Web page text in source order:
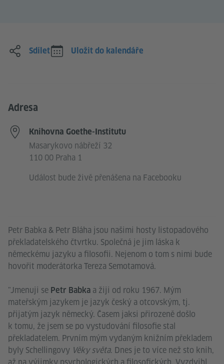
Petr Babka & Petr Bláha jsou našimi hosty listopadového
překladatelského čtvrtku. Společná je jim láska k
německému jazyku a filosofii. Nejenom o tom s nimi bude
hovořit moderátorka Tereza Semotamová.
"Jmenuji se Petr Babka a žiji od roku 1967. Mým
mateřským jazykem je jazyk český a otcovským, tj.
přijatým jazyk německý. Časem jaksi přirozeně došlo
k tomu, že jsem se po vystudování filosofie stal
překladatelem. Prvním mým vydaným knižním překladem
byly Schellingovy Věky světa. Dnes je to více než sto knih,
Sdílet Uložit do kalendáře
Adresa
Knihovna Goethe-Institutu
Masarykovo nábřeží 32
110 00 Praha 1
Událost bude živě přenášena na Facebooku